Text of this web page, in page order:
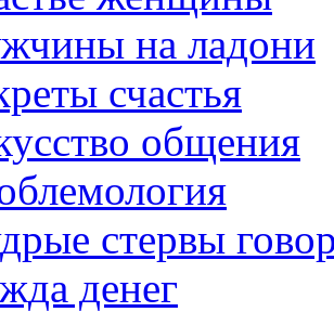
на ладони
счастья
общения
стервы
денег